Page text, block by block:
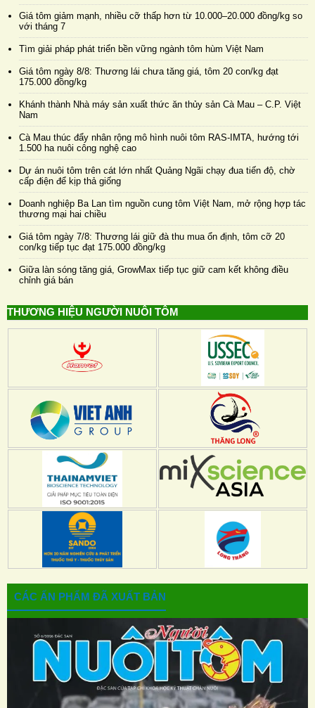
Giá tôm giảm mạnh, nhiều cỡ thấp hơn từ 10.000–20.000 đồng/kg so
với tháng 7
Tìm giải pháp phát triển bền vững ngành tôm hùm Việt Nam
Giá tôm ngày 8/8: Thương lái chưa tăng giá, tôm 20 con/kg đạt
175.000 đồng/kg
Khánh thành Nhà máy sản xuất thức ăn thủy sản Cà Mau – C.P. Việt
Nam
Cà Mau thúc đẩy nhân rộng mô hình nuôi tôm RAS-IMTA, hướng tới
1.500 ha nuôi công nghệ cao
Dự án nuôi tôm trên cát lớn nhất Quảng Ngãi chạy đua tiến độ, chờ
cấp điện để kịp thả giống
Doanh nghiệp Ba Lan tìm nguồn cung tôm Việt Nam, mở rộng hợp tác
thương mại hai chiều
Giá tôm ngày 7/8: Thương lái giữ đà thu mua ổn định, tôm cỡ 20
con/kg tiếp tục đạt 175.000 đồng/kg
Giữa làn sóng tăng giá, GrowMax tiếp tục giữ cam kết không điều
chỉnh giá bán
THƯƠNG HIỆU NGƯỜI NUÔI TÔM
CÁC ẤN PHẨM ĐÃ XUẤT BẢN